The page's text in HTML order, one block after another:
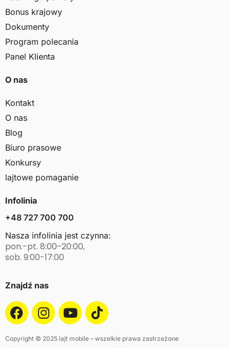
Bonus krajowy
Dokumenty
Program polecania
Panel Klienta
O nas
Kontakt
O nas
Blog
Biuro prasowe
Konkursy
lajtowe pomaganie
Infolinia
+48 727 700 700
Nasza infolinia jest czynna:
pon.-pt. 8:00-20:00,
sob. 9:00-17:00
Znajdź nas
Copyright © 2025 lajt mobile – wszelkie prawa zastrzeżone